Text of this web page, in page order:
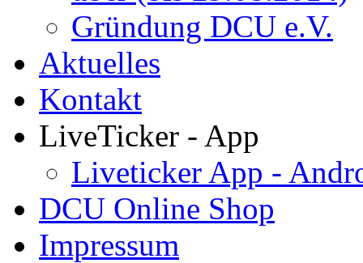
Gründung DCU e.V.
Aktuelles
Kontakt
LiveTicker - App
Liveticker App -
DCU Online Shop
Impressum